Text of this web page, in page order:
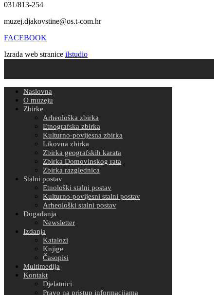
031/813-254
muzej.djakovstine@os.t-com.hr
FACEBOOK
Izrada web stranice ilstudio
Naslovna
O muzeju
Zbirke
Arheološka zbirka
Etnografska zbirka
Kulturno-povijesna zbirka
Likovna zbirka
Zbirka geografskih karata
Zbirka Domovinskog rata
Zbirka razglednica
Stalni postav
Etnološki stalni postav
Kulturno-povijesni stalni postav
Arheološki stalni postav
Događanja
Newsletter
Izdanja
Katalozi
Knjige
Časopisi
Multimedija
Kontakt
Djelatnici
Pravo na pristup informacijama